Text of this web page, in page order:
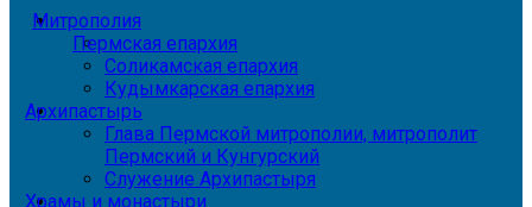
Митрополия
Пермская епархия
Соликамская епархия
Кудымкарская епархия
Архипастырь
Глава Пермской митрополии, митрополит
Пермский и Кунгурский
Служение Архипастыря
Храмы и монастыри